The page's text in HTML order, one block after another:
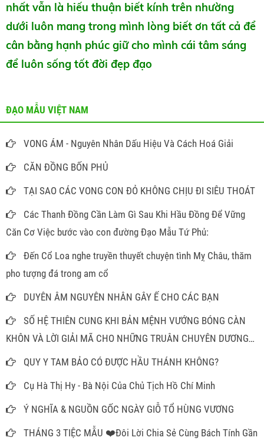
nhất vẫn là hiếu thuận biết kính trên nhường
dưới luôn mang trong mình lòng biết ơn tất cả để
cân bằng hạnh phúc giữ cho mình cái tâm sáng
để luôn sống tốt đời đẹp đạo
ĐẠO MẪU VIỆT NAM
VONG ÁM - Nguyên Nhân Dấu Hiệu Và Cách Hoá Giải
CĂN ĐỒNG BỐN PHỦ
TẠI SAO CÁC VONG CON ĐỎ KHÔNG CHỊU ĐI SIÊU THOÁT
Các Thanh Đồng Cần Làm Gì Sau Khi Hầu Đồng Để Vững
Căn Cơ Việc bước vào con đường Đạo Mẫu Tứ Phủ:
Đến Cổ Loa nghe truyền thuyết chuyện tình Mỵ Châu, thăm
pho tượng đá trong am cổ
DUYÊN ÂM NGUYÊN NHÂN GÂY Ế CHO CÁC BẠN
SỐ HỆ THIÊN CUNG KHI BẢN MỆNH VƯỚNG BÓNG CÀN
KHÔN VÀ LỜI GIẢI MÃ CHO NHỮNG TRUÂN CHUYÊN DƯƠNG
THẾ
QUY Y TAM BẢO CÓ ĐƯỢC HẦU THÁNH KHÔNG?
Cụ Hà Thị Hy - Bà Nội Của Chủ Tịch Hồ Chí Minh
Ý NGHĨA & NGUỒN GỐC NGÀY GIỖ TỔ HÙNG VƯƠNG
THÁNG 3 TIỆC MẪU ❤️Đôi Lời Chia Sẻ Cùng Bách Tính Gần